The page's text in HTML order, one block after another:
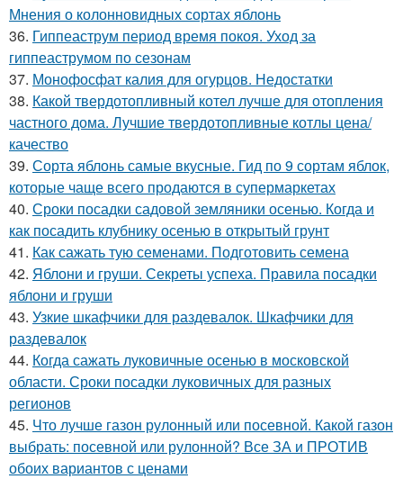
Мнения о колонновидных сортах яблонь
36. Гиппеаструм период время покоя. Уход за
гиппеаструмом по сезонам
37. Монофосфат калия для огурцов. Недостатки
38. Какой твердотопливный котел лучше для отопления
частного дома. Лучшие твердотопливные котлы цена/
качество
39. Сорта яблонь самые вкусные. Гид по 9 сортам яблок,
которые чаще всего продаются в супермаркетах
40. Сроки посадки садовой земляники осенью. Когда и
как посадить клубнику осенью в открытый грунт
41. Как сажать тую семенами. Подготовить семена
42. Яблони и груши. Секреты успеха. Правила посадки
яблони и груши
43. Узкие шкафчики для раздевалок. Шкафчики для
раздевалок
44. Когда сажать луковичные осенью в московской
области. Сроки посадки луковичных для разных
регионов
45. Что лучше газон рулонный или посевной. Какой газон
выбрать: посевной или рулонной? Все ЗА и ПРОТИВ
обоих вариантов с ценами